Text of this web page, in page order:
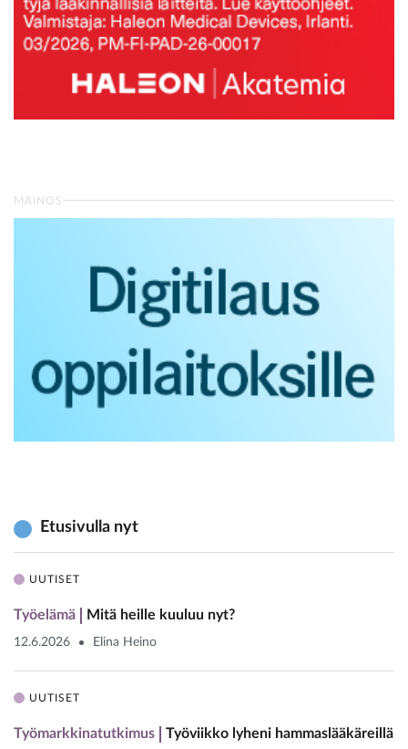
MAINOS
Etusivulla nyt
UUTISET
Työelämä Mitä heille kuuluu nyt?
12.6.2026 Elina Heino
UUTISET
Työmarkkinatutkimus Työviikko lyheni hammaslääkäreillä